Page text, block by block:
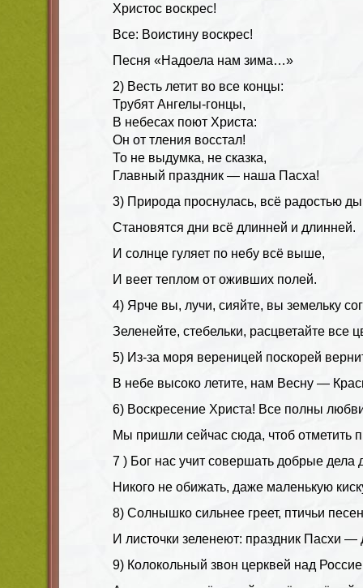
Христос воскрес!
Все: Воистину воскрес!
Песня «Надоела нам зима…»
2) Весть летит во все концы:
Трубят Ангелы-гонцы,
В небесах поют Христа:
Он от тления восстал!
То не выдумка, не сказка,
Главный праздник — наша Пасха!
3) Природа проснулась, всё радостью
Становятся дни всё длинней и длинней.
И солнце гуляет по небу всё выше,
И веет теплом от оживших полей.
4) Ярче вы, лучи, сияйте, вы земельку
Зеленейте, стебельки, расцветайте все
5) Из-за моря вереницей поскорей
В небе высоко летите, нам Весну —
6) Воскресение Христа! Все полны
Мы пришли сейчас сюда, чтоб отметить
7 ) Бог нас учит совершать добрые дела
Никого не обижать, даже маленькую
8) Солнышко сильнее греет, птичьи
И листочки зеленеют: праздник Пасхи —
9) Колокольный звон церквей над